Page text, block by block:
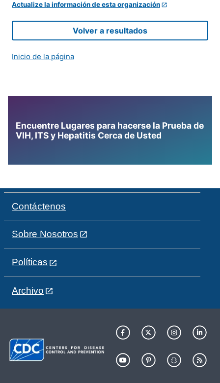
Actualize la información de esta organización
Volver a resultados
Inicio de la página
Encuentre Lugares para hacerse la Prueba de
VIH, ITS y Hepatitis Cerca de Usted
Contáctenos
Sobre Nosotros
Políticas
Archivo